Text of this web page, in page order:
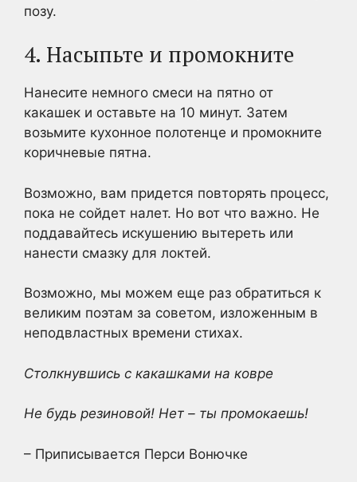
позу.
4. Насыпьте и промокните
Нанесите немного смеси на пятно от
какашек и оставьте на 10 минут. Затем
возьмите кухонное полотенце и промокните
коричневые пятна.
Возможно, вам придется повторять процесс,
пока не сойдет налет. Но вот что важно. Не
поддавайтесь искушению вытереть или
нанести смазку для локтей.
Возможно, мы можем еще раз обратиться к
великим поэтам за советом, изложенным в
неподвластных времени стихах.
Столкнувшись с какашками на ковре
Не будь резиновой! Нет – ты промокаешь!
– Приписывается Перси Вонючке